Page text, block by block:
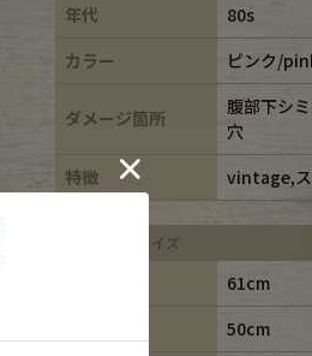
年代
80s
カラー
ピンク/
ダメージ箇所
腹部下シ
穴
特徴
vintage,
平置き実寸サイズ
61cm
50cm